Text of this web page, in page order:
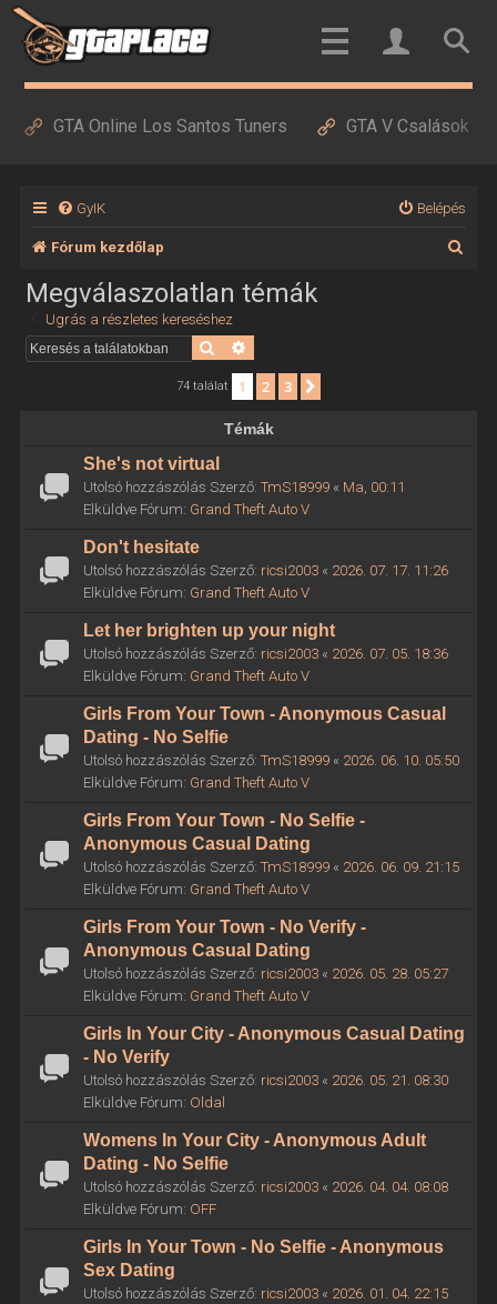
GTA Online Los Santos Tuners GTA V Csalások
GyIK Belépés
Fórum kezdőlap
Megválaszolatlan témák
Ugrás a részletes kereséshez
Keresés
74 találat 1 2 3
Témák
She's not virtual
Utolsó hozzászólás Szerző: TmS18999« Ma, 00:11
Elküldve Fórum: Grand Theft Auto V
Don't hesitate
Utolsó hozzászólás Szerző: ricsi2003« 2026. 07. 17. 11:26
Elküldve Fórum: Grand Theft Auto V
Let her brighten up your night
Utolsó hozzászólás Szerző: ricsi2003« 2026. 07. 05. 18:36
Elküldve Fórum: Grand Theft Auto V
Girls From Your Town - Anonymous Casual
Dating - No Selfie
Utolsó hozzászólás Szerző: TmS18999« 2026. 06. 10. 05:50
Elküldve Fórum: Grand Theft Auto V
Girls From Your Town - No Selfie -
Anonymous Casual Dating
Utolsó hozzászólás Szerző: TmS18999« 2026. 06. 09. 21:15
Elküldve Fórum: Grand Theft Auto V
Girls From Your Town - No Verify -
Anonymous Casual Dating
Utolsó hozzászólás Szerző: ricsi2003« 2026. 05. 28. 05:27
Elküldve Fórum: Grand Theft Auto V
Girls In Your City - Anonymous Casual Dating
- No Verify
Utolsó hozzászólás Szerző: ricsi2003« 2026. 05. 21. 08:30
Elküldve Fórum: Oldal
Womens In Your City - Anonymous Adult
Dating - No Selfie
Utolsó hozzászólás Szerző: ricsi2003« 2026. 04. 04. 08:08
Elküldve Fórum: OFF
Girls In Your Town - No Selfie - Anonymous
Sex Dating
Utolsó hozzászólás Szerző: ricsi2003« 2026. 01. 04. 22:15